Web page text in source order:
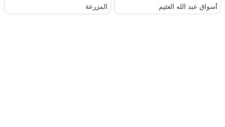
أسواق عبد الله العثيم المزرعة